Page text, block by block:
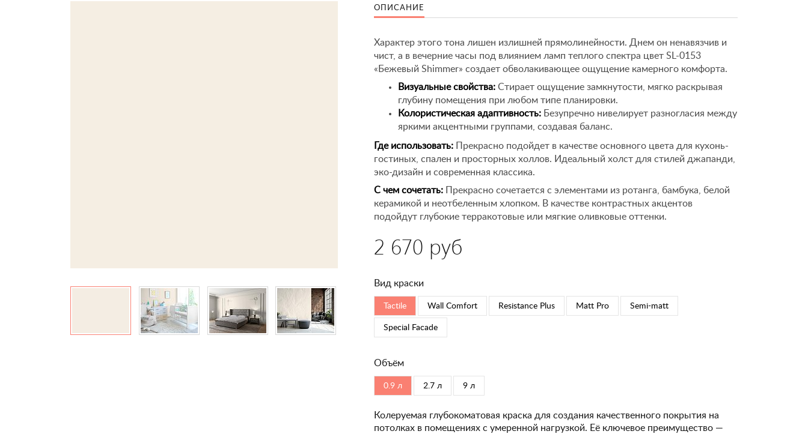
ОПИСАНИЕ
Характер этого тона лишен излишней прямолинейности. Днем он ненавязчив и
чист, а в вечерние часы под влиянием ламп теплого спектра цвет SL-0153
«Бежевый Shimmer» создает обволакивающее ощущение камерного комфорта.
Визуальные свойства: Стирает ощущение замкнутости, мягко раскрывая
глубину помещения при любом типе планировки.
Колористическая адаптивность: Безупречно нивелирует разногласия между
яркими акцентными группами, создавая баланс.
Где использовать: Прекрасно подойдет в качестве основного цвета для кухонь-
гостиных, спален и просторных холлов. Идеальный холст для стилей джапанди,
эко-дизайн и современная классика.
С чем сочетать: Прекрасно сочетается с элементами из ротанга, бамбука, белой
керамикой и неотбеленным хлопком. В качестве контрастных акцентов
подойдут глубокие терракотовые или мягкие оливковые оттенки.
2 670 руб
Вид краски
Tactile Wall Comfort Resistance Plus Matt Pro Semi-matt
Special Faсade
Объём
0.9 л 2.7 л 9 л
Колеруемая глубокоматовая краска для создания качественного покрытия на
потолках в помещениях с умеренной нагрузкой. Её ключевое преимущество —